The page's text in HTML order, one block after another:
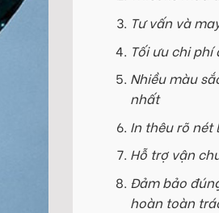
Tư vấn và
Tối ưu chi
Nhiều màu
nhất
In thêu rõ
Hỗ trợ vận
Đảm bảo
hoàn toàn